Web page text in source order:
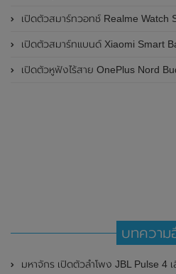
เปิดตัวสมาร์ทวอทช์ Realme Watch S2 อย่างเป็นทางการในประเทศอินเดีย มาพร้อมตัวเรือนสแตนเลสสตีล , หน้าจอแสดงผล AMOLED ขนาด
เปิดตัวสมาร์ทแบนด์ Xiaomi Smart Band 9 อย่างเป็นทางการแล้ว มาพร้อมหน้าจอ AMOLED ขนาด
เปิดตัวหูฟังไร้สาย OnePlus Nord Buds 3 Pro อย่างเป็นทางการแล้ว มาพร้อมระบบตัดเสียงรบกวน
บทความ
มหาจักร เปิดตัวลำโพง JBL Pulse 4 เสีย